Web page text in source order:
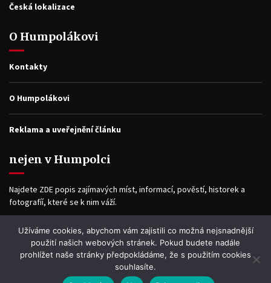
Česká lokalizace
O Humpolákovi
Kontakty
O Humpolákovi
Reklama a uveřejnění článku
nejen v Humpolci
Najdete ZDE popis zajímavých míst, informací, pověstí, historek a
fotografíí, které se k nim váží.
Facebook
Užíváme cookies, abychom vám zajistili co možná nejsnadnější
použití našich webových stránek. Pokud budete nadále
prohlížet naše stránky předpokládáme, že s použitím cookies
souhlasíte.